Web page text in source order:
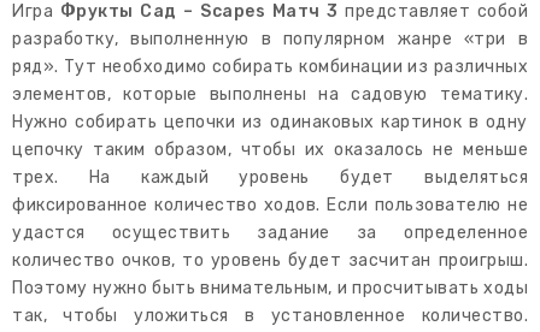
Игра Фрукты Сад – Scapes Матч 3 представляет собой
разработку, выполненную в популярном жанре «три в
ряд». Тут необходимо собирать комбинации из различных
элементов, которые выполнены на садовую тематику.
Нужно собирать цепочки из одинаковых картинок в одну
цепочку таким образом, чтобы их оказалось не меньше
трех. На каждый уровень будет выделяться
фиксированное количество ходов. Если пользователю не
удастся осуществить задание за определенное
количество очков, то уровень будет засчитан проигрыш.
Поэтому нужно быть внимательным, и просчитывать ходы
так, чтобы уложиться в установленное количество.